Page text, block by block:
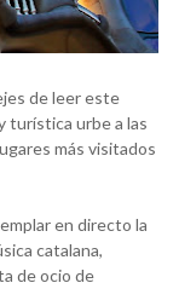
de leer este
turística urbe a las
más visitados
en directo la
catalana,
de ocio de